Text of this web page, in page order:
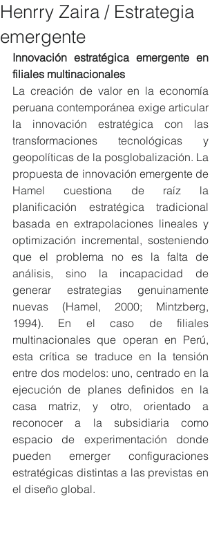
Henrry Zaira / Estrategia
emergente
Innovación estratégica emergente en
filiales multinacionales
La creación de valor en la economía
peruana contemporánea exige articular
la innovación estratégica con las
transformaciones tecnológicas y
geopolíticas de la posglobalización. La
propuesta de innovación emergente de
Hamel cuestiona de raíz la
planificación estratégica tradicional
basada en extrapolaciones lineales y
optimización incremental, sosteniendo
que el problema no es la falta de
análisis, sino la incapacidad de
generar estrategias genuinamente
nuevas (Hamel, 2000; Mintzberg,
1994). En el caso de filiales
multinacionales que operan en Perú,
esta crítica se traduce en la tensión
entre dos modelos: uno, centrado en la
ejecución de planes definidos en la
casa matriz, y otro, orientado a
reconocer a la subsidiaria como
espacio de experimentación donde
pueden emerger configuraciones
estratégicas distintas a las previstas en
el diseño global.